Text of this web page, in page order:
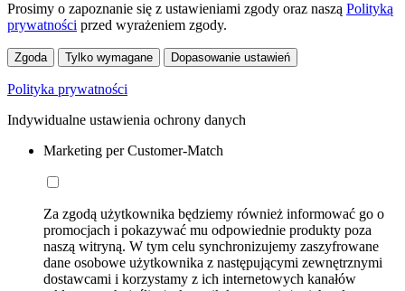
Prosimy o zapoznanie się z ustawieniami zgody oraz naszą Polityką
prywatności przed wyrażeniem zgody.
Zgoda Tylko wymagane Dopasowanie ustawień
Polityka prywatności
Indywidualne ustawienia ochrony danych
Marketing per Customer-Match
Za zgodą użytkownika będziemy również informować go o
promocjach i pokazywać mu odpowiednie produkty poza
naszą witryną. W tym celu synchronizujemy zaszyfrowane
dane osobowe użytkownika z następującymi zewnętrznymi
dostawcami i korzystamy z ich internetowych kanałów